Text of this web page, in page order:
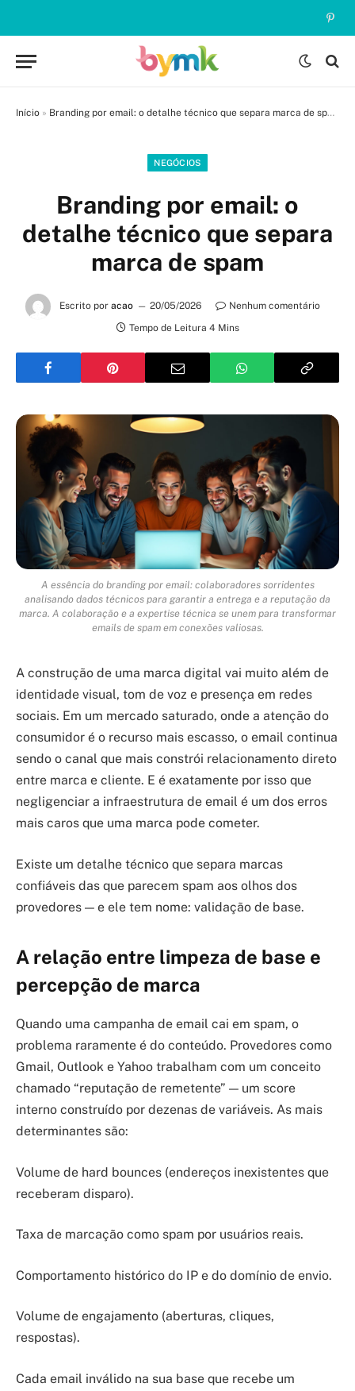
Início » Branding por email: o detalhe técnico que separa marca de spam
NEGÓCIOS
Branding por email: o
detalhe técnico que separa
marca de spam
Escrito por acao 20/05/2026
Nenhum comentário
Tempo de Leitura 4 Mins
A essência do branding por email: colaboradores sorridentes
analisando dados técnicos para garantir a entrega e a reputação da
marca. A colaboração e a expertise técnica se unem para transformar
emails de spam em conexões valiosas.
A construção de uma marca digital vai muito além de
identidade visual, tom de voz e presença em redes
sociais. Em um mercado saturado, onde a atenção do
consumidor é o recurso mais escasso, o email continua
sendo o canal que mais constrói relacionamento direto
entre marca e cliente. E é exatamente por isso que
negligenciar a infraestrutura de email é um dos erros
mais caros que uma marca pode cometer.
Existe um detalhe técnico que separa marcas
confiáveis das que parecem spam aos olhos dos
provedores — e ele tem nome: validação de base.
A relação entre limpeza de base e
percepção de marca
Quando uma campanha de email cai em spam, o
problema raramente é do conteúdo. Provedores como
Gmail, Outlook e Yahoo trabalham com um conceito
chamado “reputação de remetente” — um score
interno construído por dezenas de variáveis. As mais
determinantes são:
Volume de hard bounces (endereços inexistentes que
receberam disparo).
Taxa de marcação como spam por usuários reais.
Comportamento histórico do IP e do domínio de envio.
Volume de engajamento (aberturas, cliques,
respostas).
Cada email inválido na sua base que recebe um